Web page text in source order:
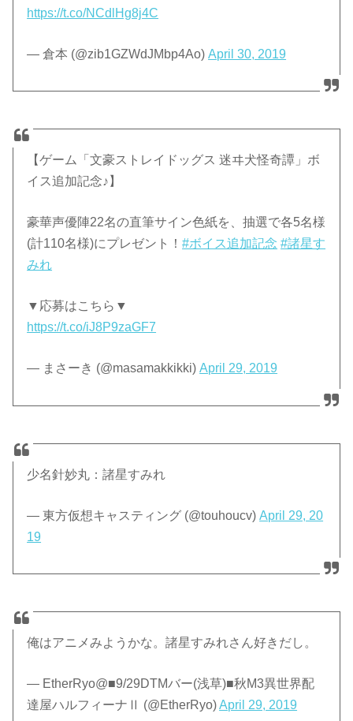
https://t.co/NCdlHg8j4C
— 倉本 (@zib1GZWdJMbp4Ao)April 30, 2019
【ゲーム「文豪ストレイドッグス 迷ヰ犬怪奇譚」ボ
イス追加記念♪】
豪華声優陣22名の直筆サイン色紙を、抽選で各5名様
(計110名様)にプレゼント！#ボイス追加記念 #諸星す
みれ
▼応募はこちら▼
https://t.co/iJ8P9zaGF7
— まさーき (@masamakkikki)April 29, 2019
少名針妙丸：諸星すみれ
— 東方仮想キャスティング (@touhoucv)April 29, 20
19
俺はアニメみようかな。諸星すみれさん好きだし。
— EtherRyo@■9/29DTMバー(浅草)■秋M3異世界配
達屋ハルフィーナⅡ (@EtherRyo)April 29, 2019